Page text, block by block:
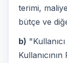
terimi,
bütçe ve
b)